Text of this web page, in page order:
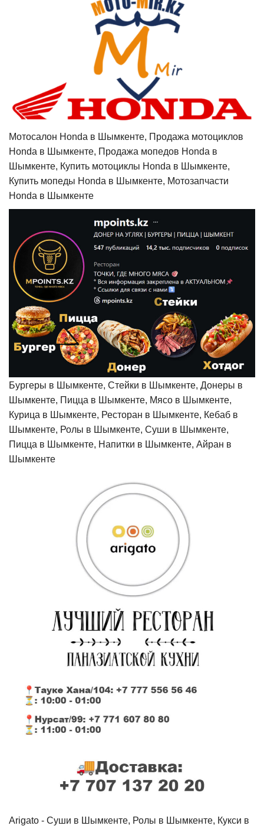
Мотосалон Honda в Шымкенте, Продажа мотоциклов
Honda в Шымкенте, Продажа мопедов Honda в
Шымкенте, Купить мотоциклы Honda в Шымкенте,
Купить мопеды Honda в Шымкенте, Мотозапчасти
Honda в Шымкенте
Бургеры в Шымкенте, Стейки в Шымкенте, Донеры в
Шымкенте, Пицца в Шымкенте, Мясо в Шымкенте,
Курица в Шымкенте, Ресторан в Шымкенте, Кебаб в
Шымкенте, Ролы в Шымкенте, Суши в Шымкенте,
Пицца в Шымкенте, Напитки в Шымкенте, Айран в
Шымкенте
Arigato - Cуши в Шымкенте, Ролы в Шымкенте, Кукси в